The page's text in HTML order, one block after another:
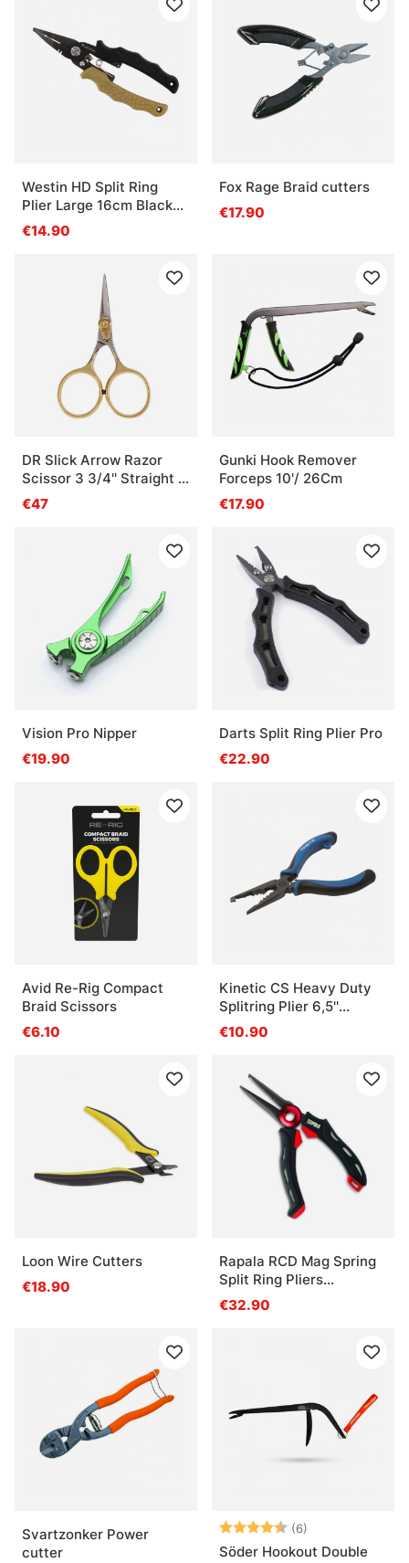
Westin HD Split Ring
Plier Large 16cm Black
Sand
€14.90
Fox Rage Braid cutters
€17.90
DR Slick Arrow Razor
Scissor 3 3/4'' Straight -
Adjustable Tension
€47
Gunki Hook Remover
Forceps 10'/ 26Cm
€17.90
Vision Pro Nipper
€19.90
Darts Split Ring Plier Pro
€22.90
Avid Re-Rig Compact
Braid Scissors
€6.10
Kinetic CS Heavy Duty
Splitring Plier 6,5''
Curved Nose Blue/Black
€10.90
Loon Wire Cutters
€18.90
Rapala RCD Mag Spring
Split Ring Pliers
RCDMPS6
€32.90
Svartzonker Power
cutter
Beoordeling:
(6)
Söder Hookout Double